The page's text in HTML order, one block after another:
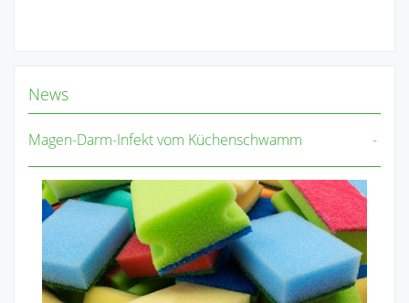
News
Magen-Darm-Infekt vom Küchenschwamm